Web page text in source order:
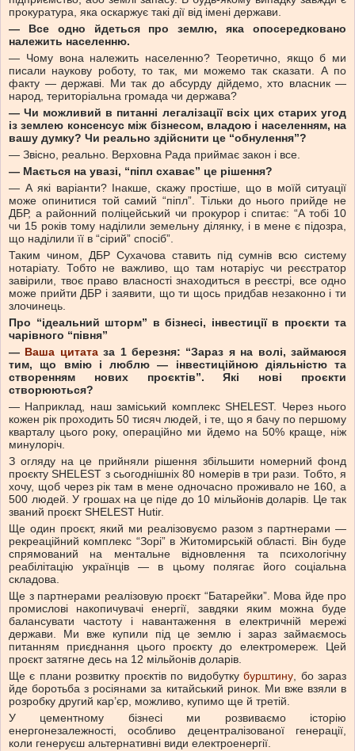
прокуратура, яка оскаржує такі дії від імені держави.
— Все одно йдеться про землю, яка опосередковано
належить населенню.
— Чому вона належить населенню? Теоретично, якщо б ми
писали наукову роботу, то так, ми можемо так сказати. А по
факту — державі. Ми так до абсурду дійдемо, хто власник —
народ, територіальна громада чи держава?
—Чи можливий в питанні легалізації всіх цих старих угод
із землею консенсус між бізнесом, владою і населенням, на
вашу думку? Чи реально здійснити це “обнулення”?
— Звісно, реально. Верховна Рада приймає закон і все.
— Мається на увазі, “піпл схаває” це рішення?
— А які варіанти? Інакше, скажу простіше, що в моїй ситуації
може опинитися той самий “піпл”. Тільки до нього прийде не
ДБР, а районний поліцейський чи прокурор і спитає: “А тобі 10
чи 15 років тому наділили земельну ділянку, і в мене є підозра,
що наділили її в “сірий” спосіб”.
Таким чином, ДБР Сухачова ставить під сумнів всю систему
нотаріату. Тобто не важливо, що там нотаріус чи реєстратор
завірили, твоє право власності знаходиться в реєстрі, все одно
може прийти ДБР і заявити, що ти щось придбав незаконно і ти
злочинець.
Про “ідеальний шторм” в бізнесі, інвестиції в проєкти та
чарівного “півня”
— Ваша цитатаза 1 березня: “Зараз я на волі, займаюся
тим, що вмію і люблю — інвестиційною діяльністю та
створенням нових проєктів”. Які нові проєкти
створюються?
— Наприклад, наш заміський комплекс SHELEST. Через нього
кожен рік проходить 50 тисяч людей, і те, що я бачу по першому
кварталу цього року, операційно ми йдемо на 50% краще, ніж
минулоріч.
З огляду на це прийняли рішення збільшити номерний фонд
проєкту SHELEST з сьогоднішніх 80 номерів в три рази. Тобто, я
хочу, щоб через рік там в мене одночасно проживало не 160, а
500 людей. У грошах на це піде до 10 мільйонів доларів. Це так
званий проєкт SHELEST Hutir.
Ще один проєкт, який ми реалізовуємо разом з партнерами —
рекреаційний комплекс “Зорі” в Житомирській області. Він буде
спрямований на ментальне відновлення та психологічну
реабілітацію українців — в цьому полягає його соціальна
складова.
Ще з партнерами реалізовую проєкт “Батарейки”. Мова йде про
промислові накопичувачі енергії, завдяки яким можна буде
балансувати частоту і навантаження в електричній мережі
держави. Ми вже купили під це землю і зараз займаємось
питанням приєднання цього проєкту до електромереж. Цей
проєкт затягне десь на 12 мільйонів доларів.
Ще є плани розвитку проєктів по видобуткубурштину, бо зараз
йде боротьба з росіянами за китайський ринок. Ми вже взяли в
розробку другий кар’єр, можливо, купимо ще й третій.
У цементному бізнесі ми розвиваємо історію
енергонезалежності, особливо децентралізованої генерації,
коли генеруєш альтернативні види електроенергії.